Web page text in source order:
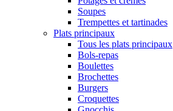
Soupes
Trempettes et tartinades
Plats principaux
Tous les plats principaux
Bols-repas
Boulettes
Brochettes
Burgers
Croquettes